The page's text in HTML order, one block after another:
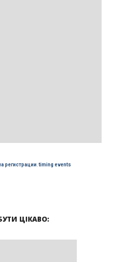
регистрации,timing events
ЦІКАВО: